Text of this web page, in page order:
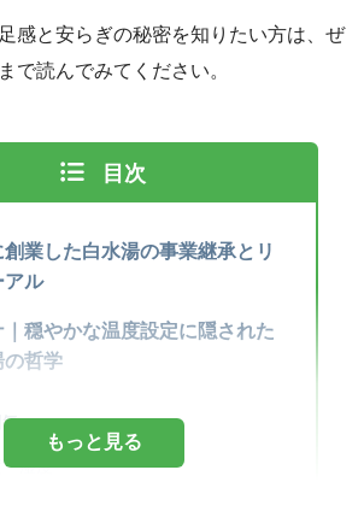
感と安らぎの秘密を知りたい方は、ぜ
で読んでみてください。
目次
創業した白水湯の事業継承とリ
アル
｜穏やかな温度設定に隠された
の哲学
気
・湿度
もっと見る